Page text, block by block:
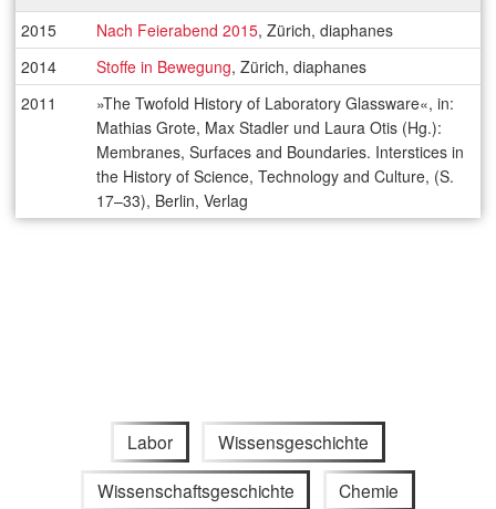
2015 Nach Feierabend 2015, Zürich, diaphanes
2014
Stoffe in Bewegung, Zürich, diaphanes
2011
»The Twofold History of Laboratory Glassware«, in:
Mathias Grote, Max Stadler und Laura Otis (Hg.):
Membranes, Surfaces and Boundaries. Interstices in
the History of Science, Technology and Culture, (S.
17–33), Berlin, Verlag
Labor Wissensgeschichte
Wissenschaftsgeschichte Chemie